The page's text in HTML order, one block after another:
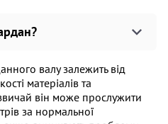
валу залежить від
матеріалів та
він може прослужити
за нормальної